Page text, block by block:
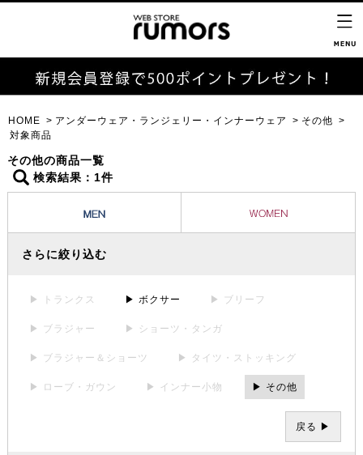
HOME アンダーウェア・ランジェリー・インナーウェア
その他
対象商品
その他の商品一覧
検索結果：1件
さらに絞り込む
▶ トランクス ▶ ボクサー ▶ ブリーフ
▶ ブラジャー ▶ ショーツ・タンガ
▶ ブラジャー＆ショーツ ▶ タイツ・ストッキング
▶ ローブ・ガウン ▶ インナー小物 ▶ その他
戻る ▶